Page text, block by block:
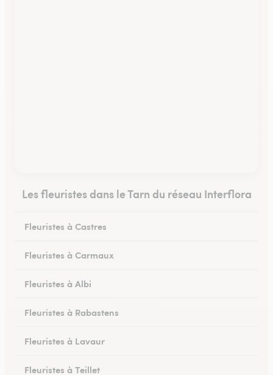
Les fleuristes dans le Tarn du réseau Interflora
Fleuristes à Castres
Fleuristes à Carmaux
Fleuristes à Albi
Fleuristes à Rabastens
Fleuristes à Lavaur
Fleuristes à Teillet